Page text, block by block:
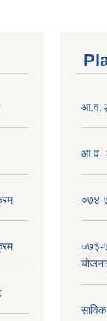
आ.व.
०७४-
०७३-